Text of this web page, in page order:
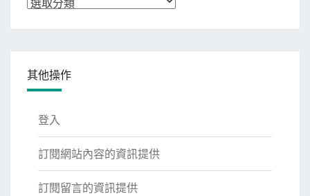
其他操作
登入
訂閱網站內容的資訊提供
訂閱留言的資訊提供